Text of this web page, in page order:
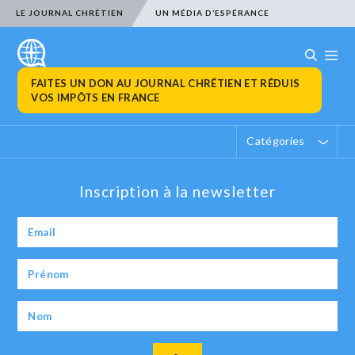
LE JOURNAL CHRÉTIEN UN MÉDIA D’ESPÉRANCE
FAITES UN DON AU JOURNAL CHRÉTIEN ET RÉDUIS
VOS IMPÔTS EN FRANCE
Catégories
Inscription à la newsletter